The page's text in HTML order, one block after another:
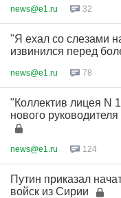
news@e1.ru 32
"Я ехал со слезами
извинился перед
news@e1.ru 78
"Коллектив лицея N
нового
news@e1.ru 124
Путин приказал
войск из Сирии